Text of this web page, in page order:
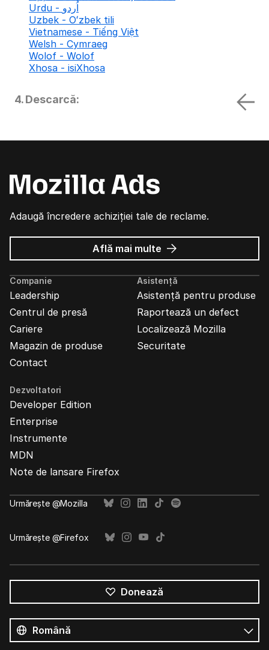
Urdu - اُردو
Uzbek - Oʻzbek tili
Vietnamese - Tiếng Việt
Welsh - Cymraeg
Wolof - Wolof
Xhosa - isiXhosa
4. Descarcă:
Adaugă încredere achiziției tale de reclame.
Află mai multe despre
Reclame
Mozilla
Companie
Leadership
Centrul de presă
Cariere
Magazin de produse
Contact
Asistență
Asistență pentru produse
Raportează un defect
Localizează Mozilla
Securitate
Dezvoltatori
Developer Edition
Enterprise
Instrumente
MDN
Note de lansare Firefox
Urmărește @Mozilla
Urmărește @Firefox
Donează
limbile
Limbă